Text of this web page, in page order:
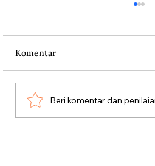
Komentar
Beri komentar dan